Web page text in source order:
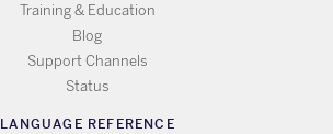
Training & Education
Blog
Support Channels
Status
LANGUAGE REFERENCE